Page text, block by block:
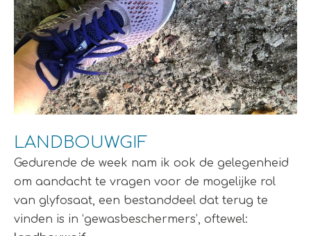
LANDBOUWGIF
Gedurende de week nam ik ook de gelegenheid
om aandacht te vragen voor de mogelijke rol
van glyfosaat, een bestanddeel dat terug te
vinden is in ‘gewasbeschermers’, oftewel: